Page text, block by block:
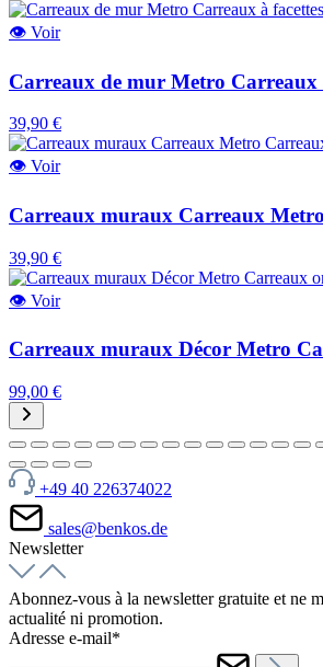
👁 Voir
Carreaux de mur Metro Carreaux
39,90 €
👁 Voir
Carreaux muraux Carreaux
39,90 €
👁 Voir
Carreaux muraux Décor Metro
99,00 €
+49 40 226374022
sales@benkos.de
Newsletter
Abonnez-vous à la newsletter gratuite et ne
actualité ni promotion.
Adresse e-mail*